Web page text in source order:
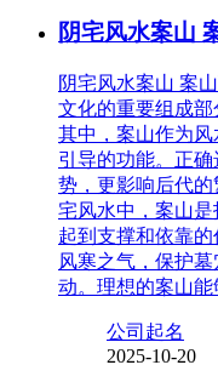
阴宅风水案山
阴宅风水案山 案
文化的重要组成部
其中，案山作为
引导的功能。正
势，更影响后代
宅风水中，案山是
起到支撑和依靠
风寒之气，保护
动。理想的案山
公司起名
2025-10-20